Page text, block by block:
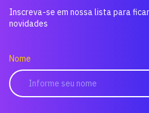
Inscreva-se em nossa lista para
novidades
Nome